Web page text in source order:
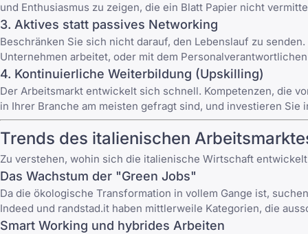
und Enthusiasmus zu zeigen, die ein Blatt Papier nicht
3. Aktives statt passives Networking
Beschränken Sie sich nicht darauf, den Lebenslauf zu
Unternehmen arbeitet, oder mit dem
4. Kontinuierliche Weiterbildung (Upskilling)
Der Arbeitsmarkt entwickelt sich schnell. Kompetenzen, die
in Ihrer Branche am meisten gefragt sind, und investieren Sie
Trends des italienischen
Zu verstehen, wohin sich die italienische Wirtschaft
Das Wachstum der "Green Jobs"
Da die ökologische Transformation in vollem Gange ist,
Indeed und randstad.it haben mittlerweile Kategorien, die
Smart Working und hybrides Arbeiten